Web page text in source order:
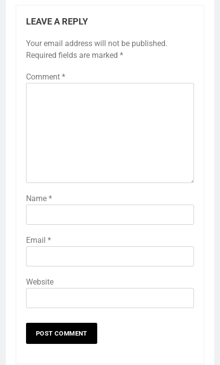
LEAVE A REPLY
Your email address will not be published.
Required fields are marked *
Comment *
Name *
Email *
Website